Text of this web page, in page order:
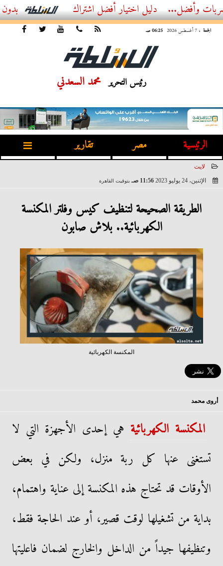
أفضل اشتراك IPTV بدون تقطيع 2026 – دليل المشاهد العصري
الجمعة ، 7 أغسطس 2026 06:25 صـ
رئيس التحرير محمد السعدني
الرئيسية مصر تقارير
لايت
الإثنين، 24 يوليو 2023
11:56 صـ بتوقيت القاهرة
الطريقة الصحيحة لتنظيف كيس وفلتر المكنسة
الكهربائية.. بلاش صابون
المكنسة الكهربائية
أروى محمد
المكنسة الكهربائيةهي إحدى الأجهزة التي لا
تستغنى عنها كل ربة منزل، ولكن في بعض
الأوقات قد تحتاج هذه المكنسة إلى عناية واهتمام،
بداية من تشغيلها لوقت قصير، أو عند الحاجة فقط،
وتنظيفها جيداً من الداخل والخارج لضمان فاعليتها